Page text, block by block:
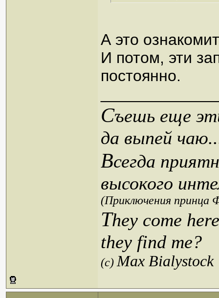
А это
И потом, эти
постоянно.
Съешь еще
да выпей
Всегда
высокого
(Приключения принца
They come
they find me?
(c)Max Bialystock